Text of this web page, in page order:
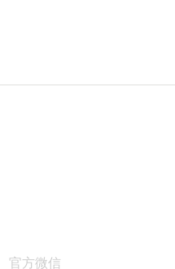
官方微信